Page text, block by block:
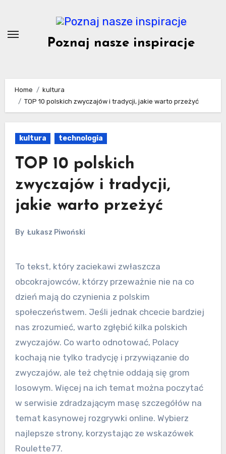
content
Poznaj nasze inspiracje
Home
kultura
TOP 10 polskich zwyczajów i tradycji, jakie warto przeżyć
kultura technologia
TOP 10 polskich
zwyczajów i tradycji,
jakie warto przeżyć
By Łukasz Piwoński
To tekst, który zaciekawi zwłaszcza
obcokrajowców, którzy przeważnie nie na co
dzień mają do czynienia z polskim
społeczeństwem. Jeśli jednak chcecie bardziej
nas zrozumieć, warto zgłębić kilka polskich
zwyczajów. Co warto odnotować, Polacy
kochają nie tylko tradycję i przywiązanie do
zwyczajów, ale też chętnie oddają się grom
losowym. Więcej na ich temat można poczytać
w serwisie zdradzającym masę szczegółów na
temat kasynowej rozgrywki online. Wybierz
najlepsze strony, korzystając ze wskazówek
Roulette77.